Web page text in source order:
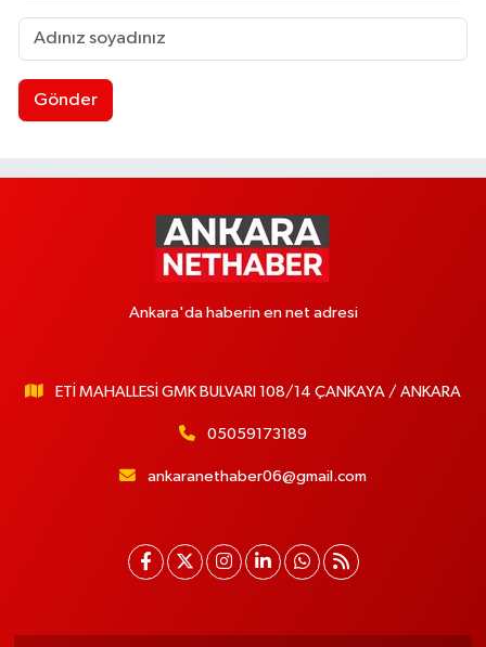
Gönder
Ankara'da haberin en net adresi
ETİ MAHALLESİ GMK BULVARI 108/14 ÇANKAYA / ANKARA
05059173189
ankaranethaber06@gmail.com